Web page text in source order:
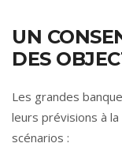
UN
DES
Les grandes
leurs prévisions à
scénarios :